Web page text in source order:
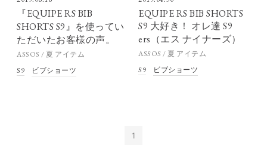
『EQUIPE RS BIB
SHORTS S9』を使ってい
ただいたお客様の声。
ASSOS / 夏 アイテム
S9
ビブショーツ
EQUIPE RS BIB SHORTS
S9 大好き！ オレ達 S9
ers（エス ナイナーズ）
ASSOS / 夏 アイテム
S9
ビブショーツ
1